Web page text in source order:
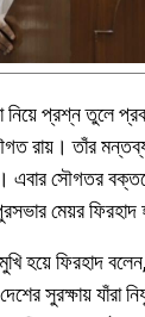
নিয়ে প্রশ্ন তুলে
রায়। তাঁর
এবার সৌগতর
মেয়র ফিরহাদ
হয়ে ফিরহাদ
সুরক্ষায় যাঁরা